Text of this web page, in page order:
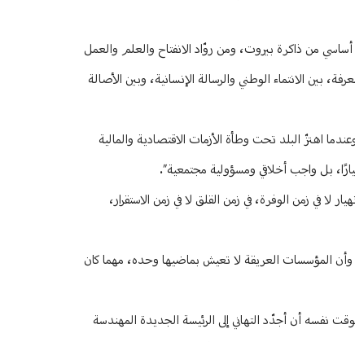
من ذاكرة بيروت، ومن روّاد الانفتاح والعلم والعمل
بين الانتماء الوطني والرسالة الإنسانية، وبين الأصالة
اهتزّ البلد تحت وطأة الأزمات الاقتصادية والمالية
بل واجب أخلاقي ومسؤولية مجتمعية”.
لا في زمن الوفرة، في زمن القلق لا في زمن الاستقرار،
المؤسسات العريقة لا تعيش بماضيها وحده، مهما كان
نفسه أن أجدّد التهاني إلى الرئيسة الجديدة المهندسة